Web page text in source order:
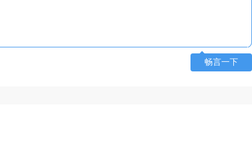
畅言一下